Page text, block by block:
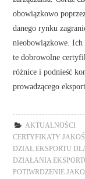
obowiązkowo
danego rynku
nieobowiązkowe. Ich
te dobrowolne
różnice i podnieść
prowadzącego
AKTUALNOŚCI
CERTYFIKATY
DZIAŁ EKSPORTU
DZIAŁANIA
POTIWRDZENIE